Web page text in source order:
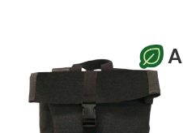
A